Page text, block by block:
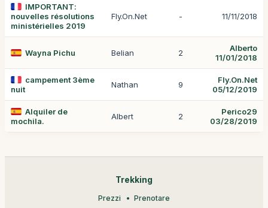
IMPORTANT:
nouvelles résolutions
ministérielles 2019
Fly.On.Net - 11/11/2018
Wayna Pichu Belian 2
Alberto
11/01/2018
campement 3ème
nuit
Nathan 9
Fly.On.Net
05/12/2019
Alquiler de
mochila.
Albert 2
Perico29
03/28/2019
Trekking
Prezzi Prenotare